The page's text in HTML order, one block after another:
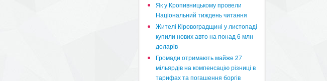
​Як у Кропивницькому провели
Національний тиждень читання
​Жителі Кіровоградщині у листопаді
купили нових авто на понад 6 млн
доларів
​Громади отримають майже 27
мільярдів на компенсацію різниці в
тарифах та погашення боргів